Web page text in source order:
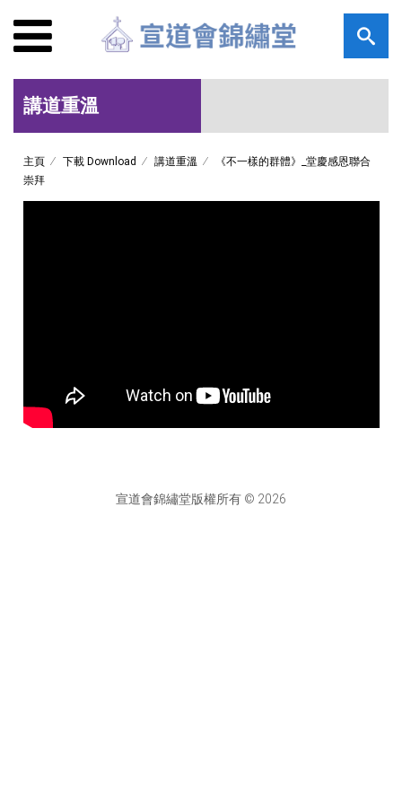
講道重溫
主頁 下載 Download 講道重溫
《不一樣的群體》_堂慶感恩聯合
崇拜
宣道會錦繡堂版權所有 © 2026